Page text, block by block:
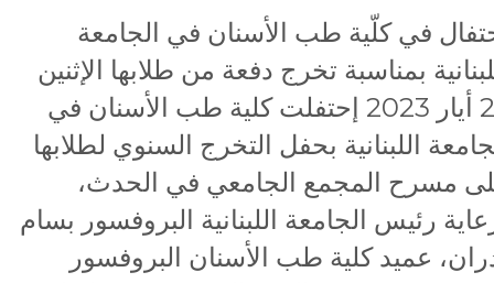
في كلّية طب الأسنان في الجامعة
بمناسبة تخرج دفعة من طلابها الإثنين
22 أيار 2023 إحتفلت كلية طب الأسنان في
اللبنانية بحفل التخرج السنوي لطلابها
مسرح المجمع الجامعي في الحدث،
رئيس الجامعة اللبنانية البروفسور بسام
عميد كلية طب الأسنان البروفسور